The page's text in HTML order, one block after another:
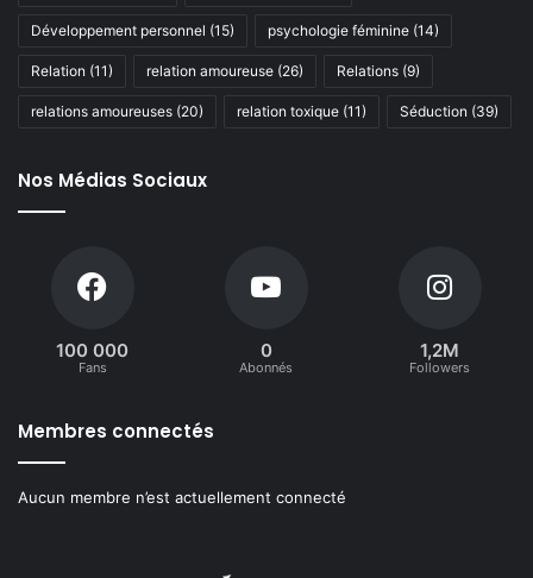
Développement personnel (15) psychologie féminine (14)
Relation (11) relation amoureuse (26) Relations (9)
relations amoureuses (20) relation toxique (11) Séduction (39)
Nos Médias Sociaux
100 000
Fans
0
Abonnés
1,2M
Followers
Membres connectés
Aucun membre n’est actuellement connecté